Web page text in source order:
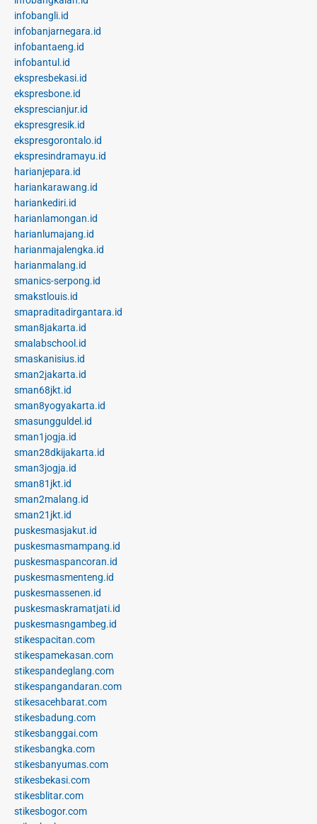
infobangli.id
infobanjarnegara.id
infobantaeng.id
infobantul.id
ekspresbekasi.id
ekspresbone.id
eksprescianjur.id
ekspresgresik.id
ekspresgorontalo.id
ekspresindramayu.id
harianjepara.id
hariankarawang.id
hariankediri.id
harianlamongan.id
harianlumajang.id
harianmajalengka.id
harianmalang.id
smanics-serpong.id
smakstlouis.id
smapraditadirgantara.id
sman8jakarta.id
smalabschool.id
smaskanisius.id
sman2jakarta.id
sman68jkt.id
sman8yogyakarta.id
smasungguldel.id
sman1jogja.id
sman28dkijakarta.id
sman3jogja.id
sman81jkt.id
sman2malang.id
sman21jkt.id
puskesmasjakut.id
puskesmasmampang.id
puskesmaspancoran.id
puskesmasmenteng.id
puskesmassenen.id
puskesmaskramatjati.id
puskesmasngambeg.id
stikespacitan.com
stikespamekasan.com
stikespandeglang.com
stikespangandaran.com
stikesacehbarat.com
stikesbadung.com
stikesbanggai.com
stikesbangka.com
stikesbanyumas.com
stikesbekasi.com
stikesblitar.com
stikesbogor.com